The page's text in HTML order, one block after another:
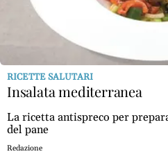
RICETTE SALUTARI
Insalata mediterranea
La ricetta antispreco per
del pane
Redazione